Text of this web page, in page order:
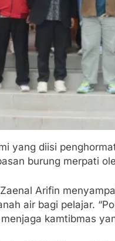
yang diisi
burung merpati
Arifin
air bagi pelajar.
kamtibmas